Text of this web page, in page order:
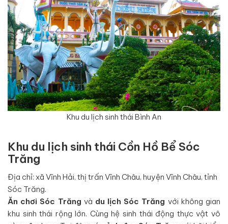
Khu du lịch sinh thái Bình An
Khu du lịch sinh thái Cồn Hồ Bể Sóc
Trăng
Địa chỉ: xã Vĩnh Hải, thị trấn Vĩnh Châu, huyện Vĩnh Châu, tỉnh
Sóc Trăng.
Ăn chơi Sóc Trăng và du lịch Sóc Trăng với không gian
khu sinh thái rộng lớn. Cùng hệ sinh thái động thực vật vô